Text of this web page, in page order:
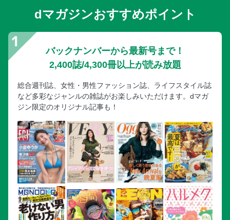
dマガジンおすすめポイント
バックナンバーから最新号まで！
2,400誌/4,300冊以上が読み放題
総合週刊誌、女性・男性ファッション誌、ライフスタイル誌
など多彩なジャンルの雑誌がお楽しみいただけます。dマガ
ジン限定のオリジナル記事も！